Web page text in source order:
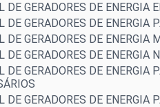
DE GERADORES DE ENERGIA
DE GERADORES DE ENERGIA
DE GERADORES DE ENERGIA
DE GERADORES DE ENERGIA
DE GERADORES DE ENERGIA
DE GERADORES DE ENERGIA